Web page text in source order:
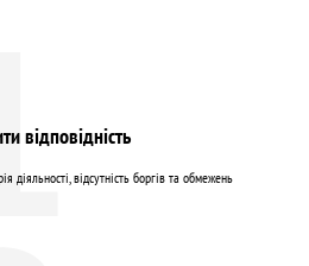
відповідність
діяльності, відсутність боргів та обмежень